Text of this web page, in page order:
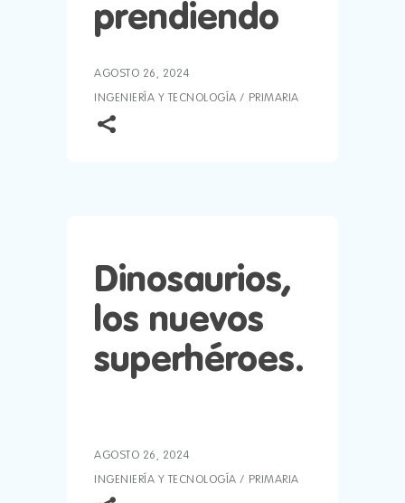
prendiendo
AGOSTO 26, 2024
INGENIERÍA Y TECNOLOGÍA / PRIMARIA
Dinosaurios,
los nuevos
superhéroes.
AGOSTO 26, 2024
INGENIERÍA Y TECNOLOGÍA / PRIMARIA